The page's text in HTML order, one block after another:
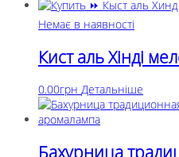
Немає в наявності
Кист аль Хінді
0.00грн Детальніше
Бахурница